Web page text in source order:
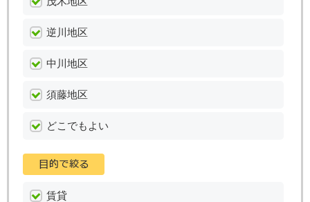
逆川地区
中川地区
須藤地区
どこでもよい
賃貸